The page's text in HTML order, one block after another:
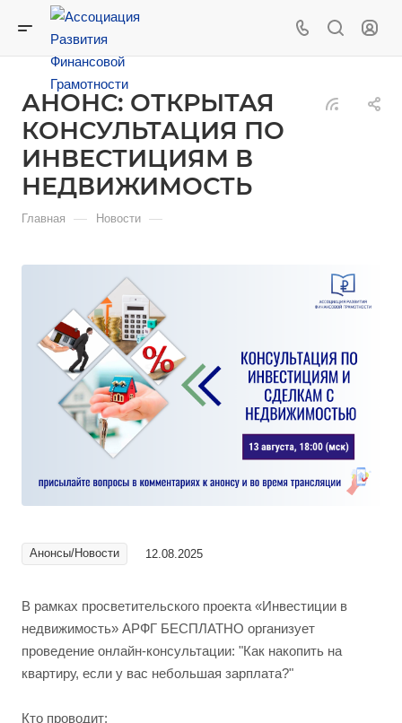
АНОНС: ОТКРЫТАЯ
КОНСУЛЬТАЦИЯ ПО
ИНВЕСТИЦИЯМ В
НЕДВИЖИМОСТЬ
Главная — Новости —
Анонсы/Новости 12.08.2025
В рамках просветительского проекта «Инвестиции в
недвижимость» АРФГ БЕСПЛАТНО организует
проведение онлайн-консультации: "Как накопить на
квартиру, если у вас небольшая зарплата?"
Кто проводит: